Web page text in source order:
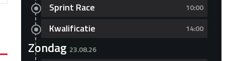
Sprint Race 10:00
Kwalificatie 14:00
Zondag 23.08.26